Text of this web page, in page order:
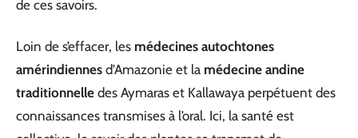
de ces savoirs.
Loin de s’effacer, les médecines autochtones
amérindiennes d’Amazonie et la médecine andine
traditionnelle des Aymaras et Kallawaya perpétuent des
connaissances transmises à l’oral. Ici, la santé est